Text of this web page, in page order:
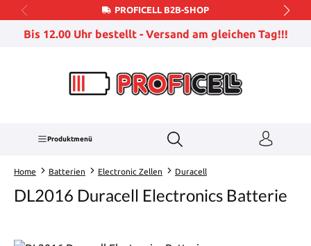
Zum Hauptinhalt springenPROFICELL B2B-SHOP
Bis 12.00 Uhr bestellt - Versand am gleichen Tag!!!
Produktmenü
Home Batterien Electronic Zellen Duracell
DL2016 Duracell Electronics Batterie